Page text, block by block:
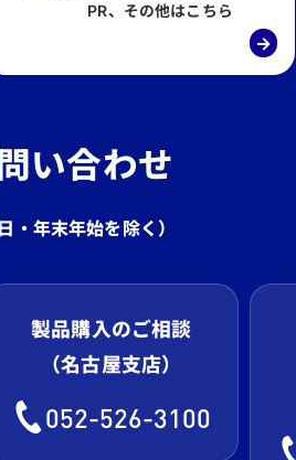
PR、その他はこちら
→
い合わせ
・年末年始を除く）
製品購入のご相談
（名古屋支店）
052-526-3100